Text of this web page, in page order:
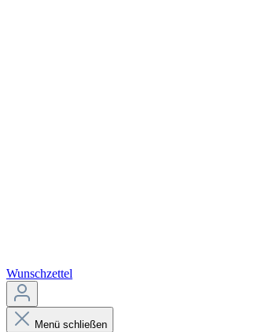
Wunschzettel
Menü schließen